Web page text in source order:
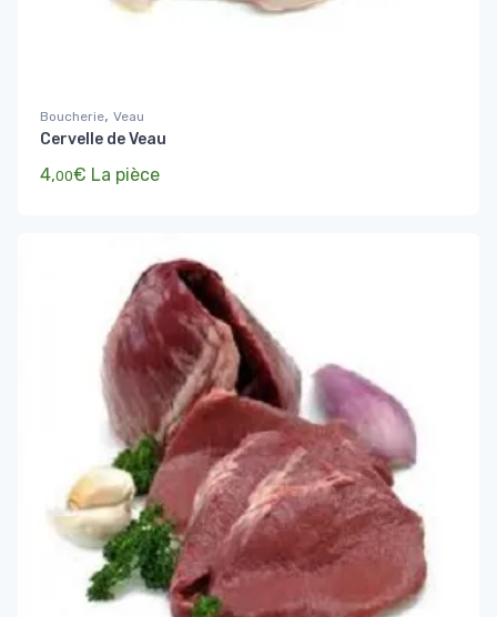
Boucherie, Veau
Cervelle de Veau
4,00€ La pièce